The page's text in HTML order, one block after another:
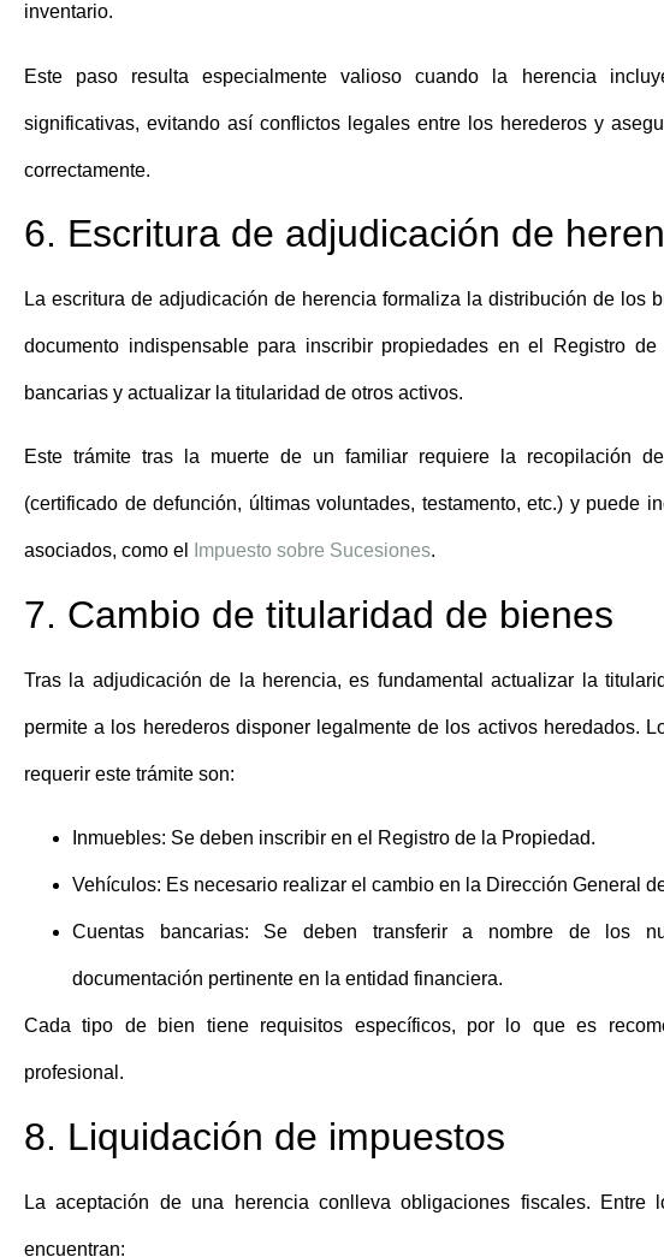
inventario.
Este paso resulta especialmente valioso cuando la herencia
significativas, evitando así conflictos legales entre los herederos y
correctamente.
6. Escritura de adjudicación de
La escritura de adjudicación de herencia formaliza la distribución de los
documento indispensable para inscribir propiedades en el Registro
bancarias y actualizar la titularidad de otros activos.
Este trámite tras la muerte de un familiar requiere la recopilación
(certificado de defunción, últimas voluntades, testamento, etc.) y puede
asociados, como el Impuesto sobre Sucesiones.
7. Cambio de titularidad de bienes
Tras la adjudicación de la herencia, es fundamentalactualizar la
permite a los herederos disponer legalmente de los activos heredados.
requerir este trámite son:
Inmuebles: Se deben inscribir en el Registro de la Propiedad.
Vehículos: Es necesario realizar el cambio en la Dirección General
Cuentas bancarias: Se deben transferir a nombre de los
documentación pertinente en la entidad financiera.
Cada tipo de bien tiene requisitos específicos, por lo que es
profesional.
8. Liquidación de impuestos
La aceptación de una herencia conlleva obligaciones fiscales. Entre
encuentran: